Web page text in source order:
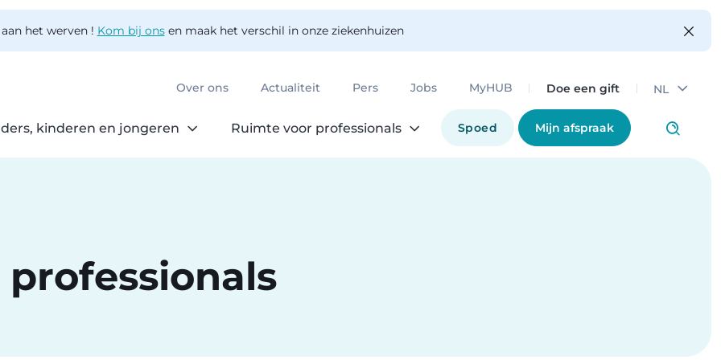
het werven ! Kom bij onsen maak het verschil in onze ziekenhuizen
Over ons Actualiteit Pers Jobs MyHUB Doe een gift NL
kinderen en jongeren Ruimte voor professionals Spoed Mijn afspraak